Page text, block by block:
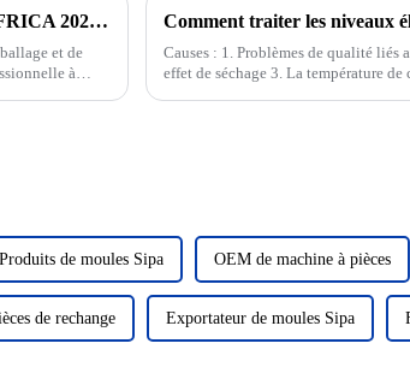
Nous vous attendons pour nous rendre visite à PROPAK AFRICA 2025 en Afrique du Sud
et de
à
Causes : 1. Problèmes de qualité liés
effet de séchage 3. La température
Produits de moules Sipa OEM de machine à pièces
de rechange Exportateur de moules Sipa